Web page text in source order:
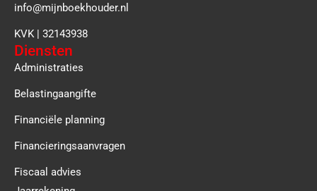
info@mijnboekhouder.nl
KVK | 32143938
Diensten
Administraties
Belastingaangifte
Financiële planning
Financieringsaanvragen
Fiscaal advies